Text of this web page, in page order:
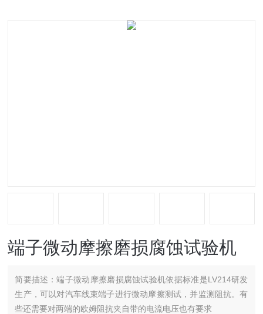
端子微动摩擦磨损腐蚀试验机
简要描述：端子微动摩擦磨损腐蚀试验机依据标准是LV214研发
生产，可以对汽车线束端子进行微动摩擦测试，并监测阻抗。有
些还需要对两端的欧姆阻抗夹自带的电流电压也有要求